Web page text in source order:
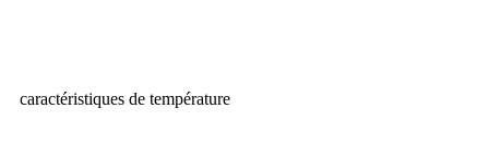
caractéristiques de température